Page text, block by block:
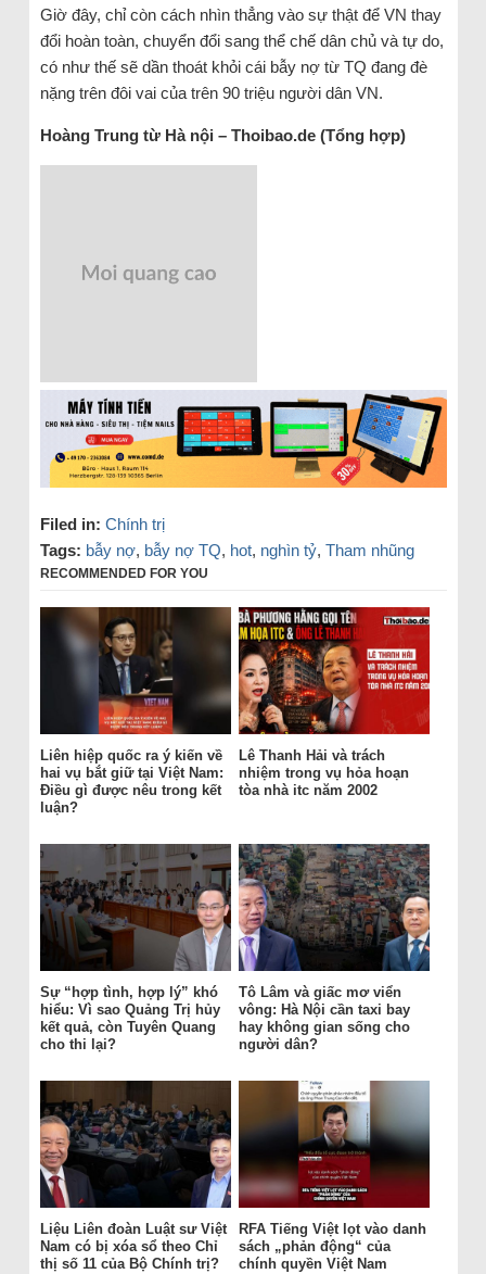
Giờ đây, chỉ còn cách nhìn thẳng vào sự thật để VN thay
đổi hoàn toàn, chuyển đổi sang thể chế dân chủ và tự do,
có như thế sẽ dần thoát khỏi cái bẫy nợ từ TQ đang đè
nặng trên đôi vai của trên 90 triệu người dân VN.
Hoàng Trung từ Hà nội – Thoibao.de (Tổng hợp)
Filed in: Chính trị
Tags: bẫy nợ, bẫy nợ TQ, hot, nghìn tỷ, Tham nhũng
RECOMMENDED FOR YOU
Liên hiệp quốc ra ý kiến về
hai vụ bắt giữ tại Việt Nam:
Điều gì được nêu trong kết
luận?
Lê Thanh Hải và trách
nhiệm trong vụ hỏa hoạn
tòa nhà itc năm 2002
Sự “hợp tình, hợp lý” khó
hiểu: Vì sao Quảng Trị hủy
kết quả, còn Tuyên Quang
cho thi lại?
Tô Lâm và giấc mơ viển
vông: Hà Nội cần taxi bay
hay không gian sống cho
người dân?
Liệu Liên đoàn Luật sư Việt
Nam có bị xóa sổ theo Chỉ
thị số 11 của Bộ Chính trị?
RFA Tiếng Việt lọt vào danh
sách „phản động“ của
chính quyền Việt Nam